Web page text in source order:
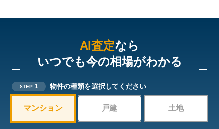
AI査定なら
いつでも今の相場がわかる
STEP 1 物件の種類を選択してください
マンション 戸建 土地